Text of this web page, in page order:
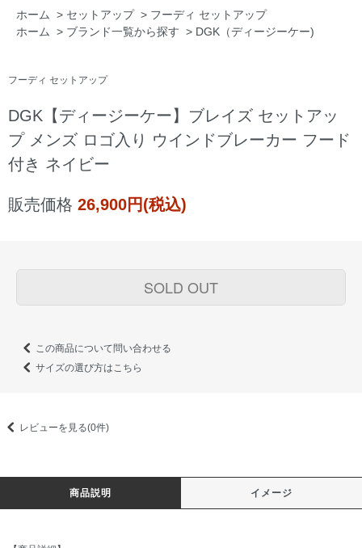
ホーム > セットアップ > フーディ セットアップ
ホーム
> ブランド一覧から探す > DGK（ディージーケー)
フーディ セットアップ
DGK【ディージーケー】ブレイズ セットアッ
プ メンズ ロゴ入り ウインドブレーカー フード
付き ネイビー
販売価格 26,900円(税込)
SOLD OUT
この商品について問い合わせる
サイズの選び方はこちら
レビューを見る(0件)
商品説明 イメージ